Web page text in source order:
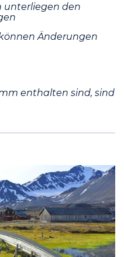
unterliegen den
Änderungen
enthalten sind, sind